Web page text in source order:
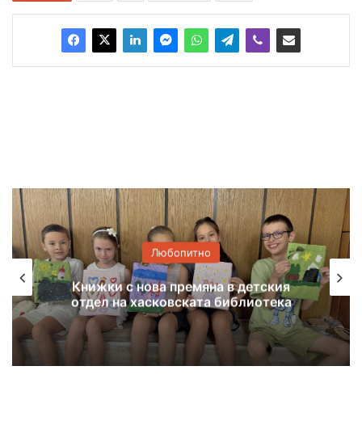
Любопитно
Куп звезди гостуват за празника на
Димитровград – ПРОГРАМА